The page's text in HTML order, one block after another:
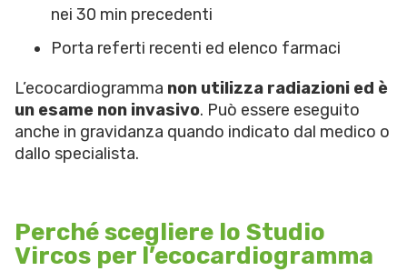
nei 30 min precedenti
Porta referti recenti ed elenco farmaci
L’ecocardiogramma non utilizza radiazioni ed è
un esame non invasivo. Può essere eseguito
anche in gravidanza quando indicato dal medico o
dallo specialista.
Perché scegliere lo Studio
Vircos per l’ecocardiogramma